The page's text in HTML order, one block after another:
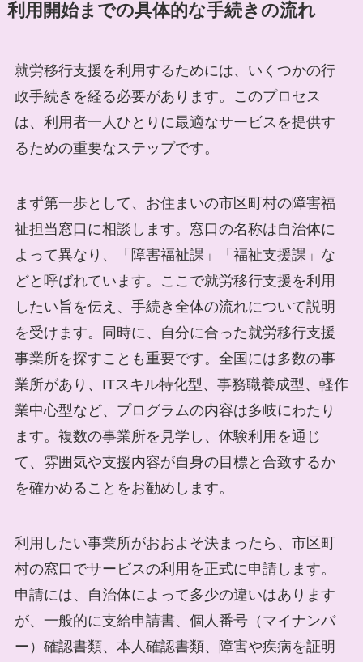
利用開始までの具体的な手続きの流れ
就労移行支援を利用するためには、いくつかの行
政手続きを経る必要があります。このプロセス
は、利用者一人ひとりに最適なサービスを提供す
るための重要なステップです。
まず第一歩として、お住まいの市区町村の障害福
祉担当窓口に相談します。窓口の名称は自治体に
よって異なり、「障害福祉課」「福祉支援課」な
どと呼ばれています。ここで就労移行支援を利用
したい旨を伝え、手続き全体の流れについて説明
を受けます。同時に、自分に合った就労移行支援
事業所を探すことも重要です。全国には多数の事
業所があり、ITスキル特化型、事務職養成型、軽作
業中心型など、プログラムの内容は多岐にわたり
ます。複数の事業所を見学し、体験利用を通じ
て、雰囲気や支援内容が自身の目標と合致するか
を確かめることをお勧めします。
利用したい事業所がおおよそ決まったら、市区町
村の窓口でサービスの利用を正式に申請します。
申請には、自治体によって多少の違いはあります
が、一般的に支給申請書、個人番号（マイナンバ
ー）確認書類、本人確認書類、障害や疾病を証明